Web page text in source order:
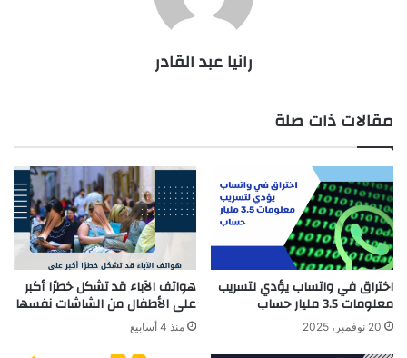
رانيا عبد القادر
مقالات ذات صلة
اختراق في واتساب يؤدي لتسريب
معلومات 3.5 مليار حساب
20 نوفمبر، 2025
هواتف الآباء قد تشكل خطرًا أكبر
على الأطفال من الشاشات نفسها
منذ 4 أسابيع